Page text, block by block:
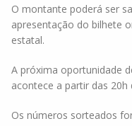
O montante poderá ser
apresentação do bilhete
estatal.
A próxima oportunidade
acontece a partir das 20h
Os números sorteados